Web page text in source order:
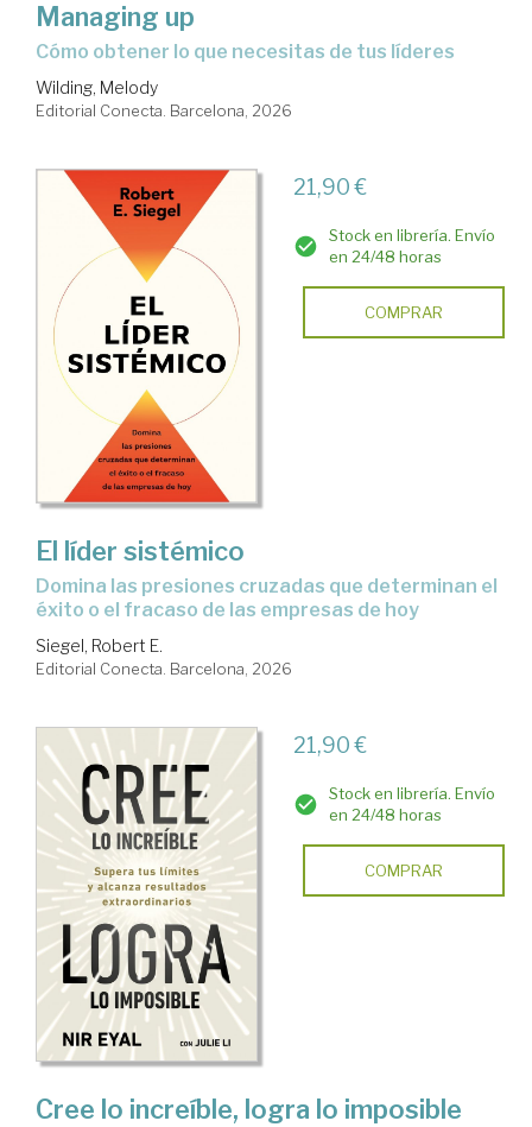
Managing up
Cómo obtener lo que necesitas de tus líderes
Wilding, Melody
Editorial Conecta. Barcelona, 2026
21,90 €
Stock en librería. Envío
en 24/48 horas
COMPRAR
El líder sistémico
Domina las presiones cruzadas que determinan el
éxito o el fracaso de las empresas de hoy
Siegel, Robert E.
Editorial Conecta. Barcelona, 2026
21,90 €
Stock en librería. Envío
en 24/48 horas
COMPRAR
Cree lo increíble, logra lo imposible